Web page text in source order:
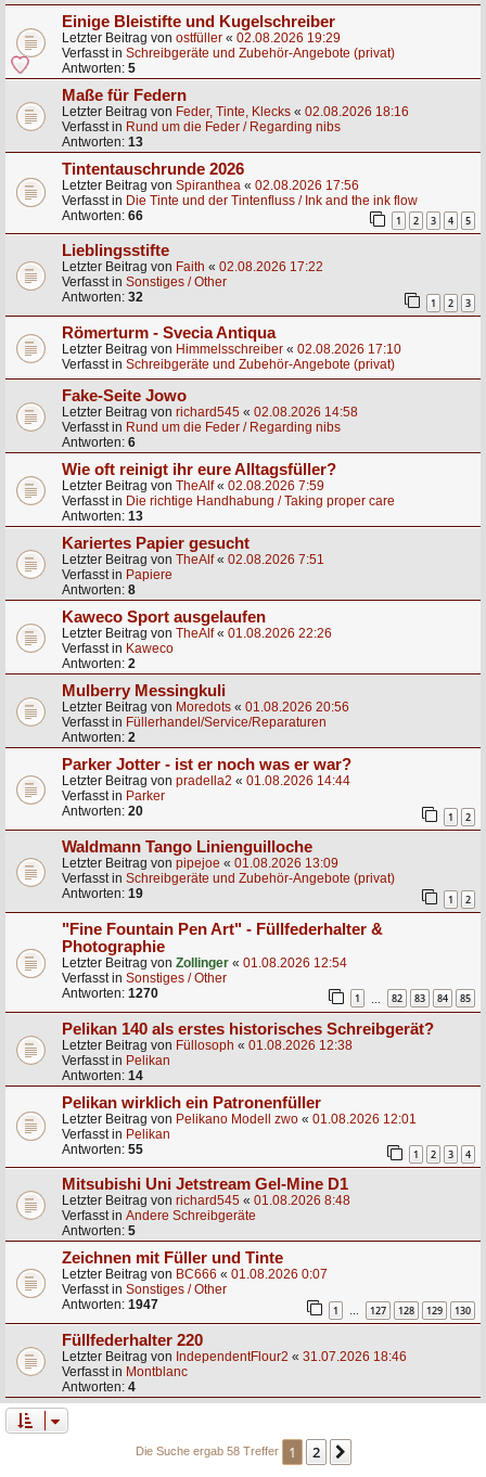
Einige Bleistifte und Kugelschreiber
Letzter Beitrag von ostfüller « 02.08.2026 19:29
Verfasst in Schreibgeräte und Zubehör-Angebote (privat)
Antworten: 5
Maße für Federn
Letzter Beitrag von Feder, Tinte, Klecks « 02.08.2026 18:16
Verfasst in Rund um die Feder / Regarding nibs
Antworten: 13
Tintentauschrunde 2026
Letzter Beitrag von Spiranthea « 02.08.2026 17:56
Verfasst in Die Tinte und der Tintenfluss / Ink and the ink flow
Antworten: 66 1 2 3 4 5
Lieblingsstifte
Letzter Beitrag von Faith « 02.08.2026 17:22
Verfasst in Sonstiges / Other
Antworten: 32 1 2 3
Römerturm - Svecia Antiqua
Letzter Beitrag von Himmelsschreiber « 02.08.2026 17:10
Verfasst in Schreibgeräte und Zubehör-Angebote (privat)
Fake-Seite Jowo
Letzter Beitrag von richard545 « 02.08.2026 14:58
Verfasst in Rund um die Feder / Regarding nibs
Antworten: 6
Wie oft reinigt ihr eure Alltagsfüller?
Letzter Beitrag von TheAlf« 02.08.2026 7:59
Verfasst in Die richtige Handhabung / Taking proper care
Antworten: 13
Kariertes Papier gesucht
Letzter Beitrag von TheAlf« 02.08.2026 7:51
Verfasst in Papiere
Antworten: 8
Kaweco Sport ausgelaufen
Letzter Beitrag von TheAlf« 01.08.2026 22:26
Verfasst in Kaweco
Antworten: 2
Mulberry Messingkuli
Letzter Beitrag von Moredots « 01.08.2026 20:56
Verfasst in Füllerhandel/Service/Reparaturen
Antworten: 2
Parker Jotter - ist er noch was er war?
Letzter Beitrag von pradella2 « 01.08.2026 14:44
Verfasst in Parker
Antworten: 20 1 2
Waldmann Tango Linienguilloche
Letzter Beitrag von pipejoe « 01.08.2026 13:09
Verfasst in Schreibgeräte und Zubehör-Angebote (privat)
Antworten: 19 1 2
"Fine Fountain Pen Art" - Füllfederhalter &
Photographie
Letzter Beitrag von Zollinger « 01.08.2026 12:54
Verfasst in Sonstiges / Other
Antworten: 1270 1 82 83 84 85
Pelikan 140 als erstes historisches Schreibgerät?
Letzter Beitrag von Füllosoph « 01.08.2026 12:38
Verfasst in Pelikan
Antworten: 14
Pelikan wirklich ein Patronenfüller
Letzter Beitrag von Pelikano Modell zwo « 01.08.2026 12:01
Verfasst in Pelikan
Antworten: 55 1 2 3 4
Mitsubishi Uni Jetstream Gel-Mine D1
Letzter Beitrag von richard545 « 01.08.2026 8:48
Verfasst in Andere Schreibgeräte
Antworten: 5
Zeichnen mit Füller und Tinte
Letzter Beitrag von BC666 « 01.08.2026 0:07
Verfasst in Sonstiges / Other
Antworten: 1947 1 … 127 128 129 130
Füllfederhalter 220
Letzter Beitrag von IndependentFlour2 « 31.07.2026 18:46
Verfasst in Montblanc
Antworten: 4
Die Suche ergab 58 Treffer 1 2